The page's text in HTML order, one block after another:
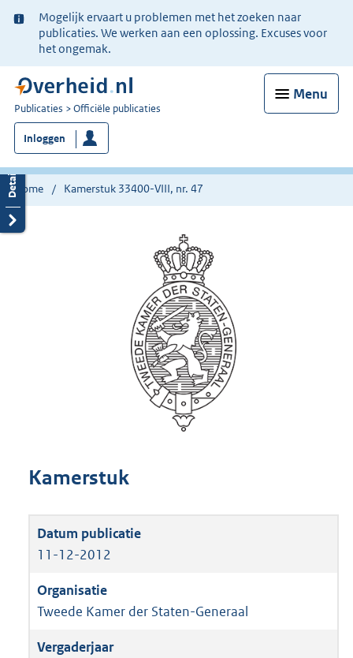
Ter
informatie:
Mogelijk ervaart u problemen met het zoeken naar
publicaties. We werken aan een oplossing. Excuses voor
het ongemak.
Menu
U
bent
nu
hier:
Publicaties Officiële publicaties
Inloggen
Home Kamerstuk 33400-VIII, nr. 47
Kamerstuk
11-12-2012
Tweede Kamer der Staten-Generaal